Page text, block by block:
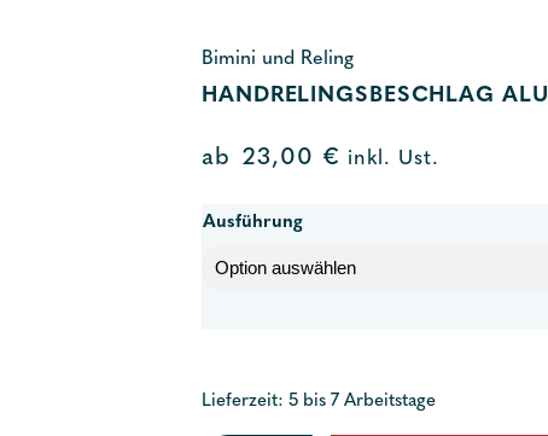
Bimini und Reling
HANDRELINGSBESCHLAG ALU
ab 23,00 € inkl. Ust.
Ausführung
Lieferzeit: 5 bis 7 Arbeitstage